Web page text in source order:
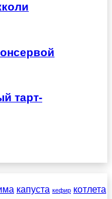
тарт-
капуста кефир котлета